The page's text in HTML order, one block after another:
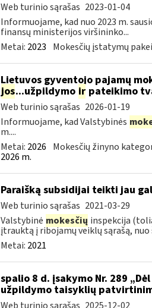
Web turinio sąrašas 2023-01-04
Informuojame, kad nuo 2023 m.
finansų ministerijos viršininko...
Metai: 2023 Mokesčių įstatymų
Lietuvos gyventojo pajamų
jos...užpildymo irpateikimo
Web turinio sąrašas 2026-01-19
Informuojame, kad Valstybinės
m....
Metai: 2026 Mokesčių žinyno
2026 m.
Paraišką subsidijai teikti jau
Web turinio sąrašas 2021-03-29
Valstybinė mokesčių inspekcija
įtrauktą į ribojamų veiklų sąrašą, nuo
Metai: 2021
spalio 8 d. įsakymo Nr. 289
užpildymo taisyklių